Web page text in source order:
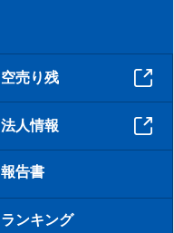
空売り残
法人情報
報告書
ランキング